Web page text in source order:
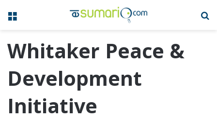
Menú
Whitaker Peace &
Development
Initiative